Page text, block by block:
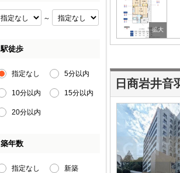
日商岩井音
～
駅徒歩
指定なし 5分以内
10分以内 15分以内
20分以内
築年数
指定なし 新築